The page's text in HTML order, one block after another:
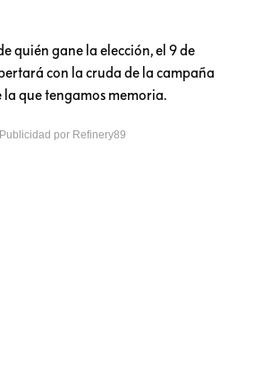
quién gane la elección, el 9 de
con la cruda de la campaña
que tengamos memoria.
por Refinery89